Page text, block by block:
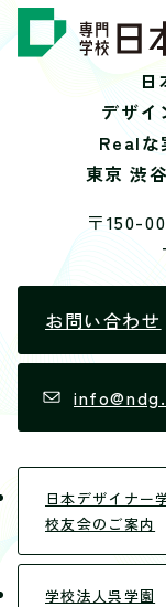
デザイ
Realな
東京 渋
〒150-
お問い合わせ
日本デザイナー
校友会のご案内
学校法人呉学園